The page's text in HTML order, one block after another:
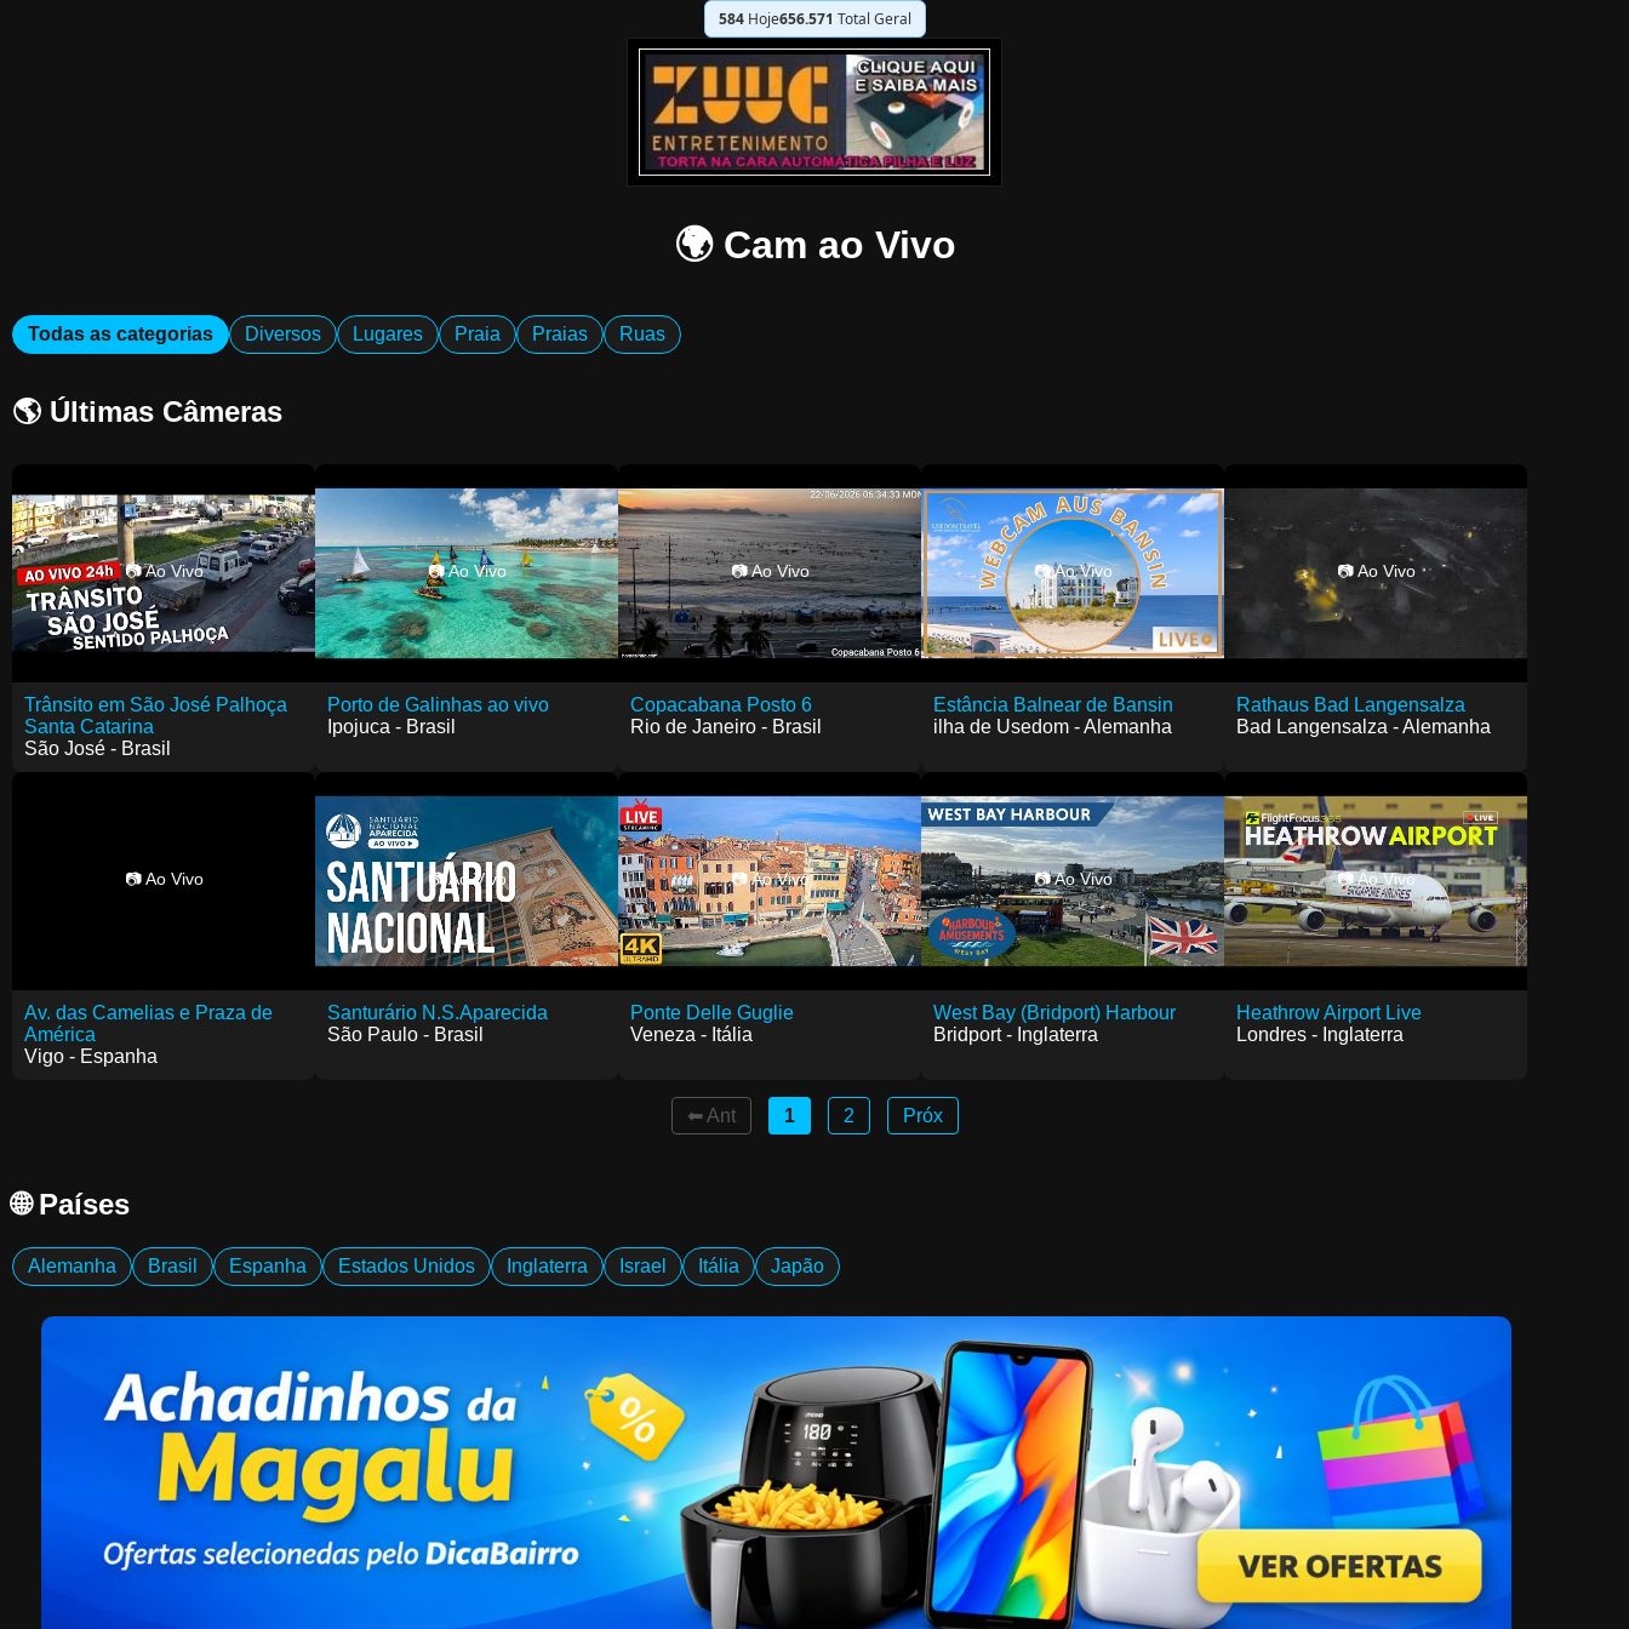
584Hoje656.571 Total Geral
🌍 Cam ao Vivo
Todas as categorias Diversos Lugares Praia Praias Ruas
🌎 Últimas Câmeras
📷 Ao Vivo
Trânsito em São José Palhoça
Santa Catarina
São José - Brasil
📷 Ao Vivo
Porto de Galinhas ao vivo
Ipojuca - Brasil
📷 Ao Vivo
Copacabana Posto 6
Rio de Janeiro - Brasil
📷 Ao Vivo
Estância Balnear de Bansin
ilha de Usedom - Alemanha
📷 Ao Vivo
Rathaus Bad Langensalza
Bad Langensalza - Alemanha
📷 Ao Vivo
Av. das Camelias e Praza de
América
Vigo - Espanha
📷 Ao Vivo
Santurário N.S.Aparecida
São Paulo - Brasil
📷 Ao Vivo
Ponte Delle Guglie
Veneza - Itália
📷 Ao Vivo
West Bay (Bridport) Harbour
Bridport - Inglaterra
📷 Ao Vivo
Heathrow Airport Live
Londres - Inglaterra
⬅ Ant 1 2 Próx
🌐 Países
Alemanha Brasil Espanha Estados Unidos Inglaterra Israel Itália Japão